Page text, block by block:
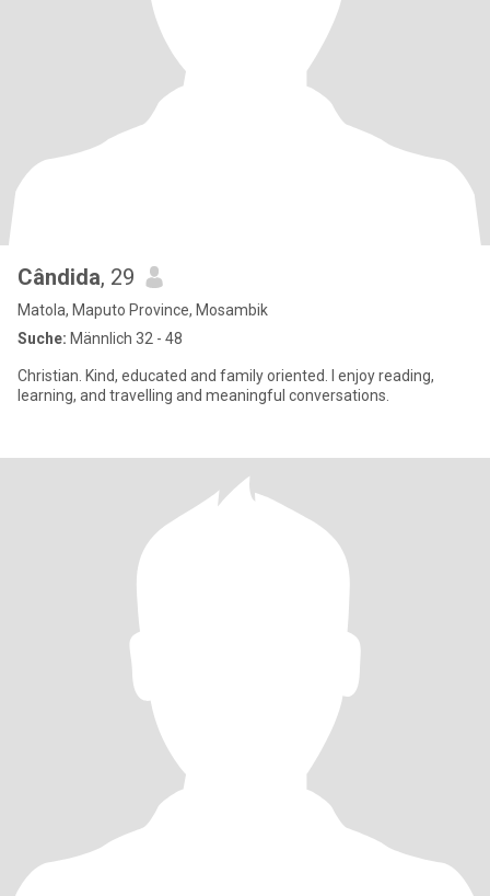
Cândida, 29
Matola, Maputo Province, Mosambik
Suche: Männlich 32 - 48
Christian. Kind, educated and family oriented. I enjoy reading,
learning, and travelling and meaningful conversations.